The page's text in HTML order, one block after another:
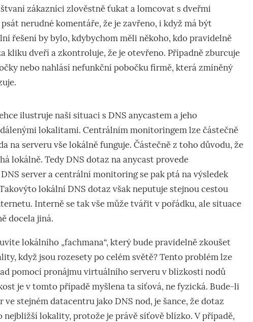
zákazníci zlověstně ťukat a lomcovat s dveřmi
nerudné komentáře, že je zavřeno, i když má být
řešení by bylo, kdybychom měli někoho, kdo pravidelně
kliku dveří a zkontroluje, že je otevřeno. Případně zburcuje
nebo nahlásí nefunkční pobočku firmě, která zmíněný
ilustruje naši situaci s DNS anycastem a jeho
lokalitami. Centrálním monitoringem lze částečně
na serveru vše lokálně funguje. Částečně z toho důvodu, že
lokálně. Tedy DNS dotaz na anycast provede
server a centrální monitoring se pak ptá na výsledek
lokální DNS dotaz však neputuje stejnou cestou
Interně se tak vše může tvářit v pořádku, ale situace
docela jiná.
lokálního „fachmana“, který bude pravidelně zkoušet
když jsou rozesety po celém světě? Tento problém lze
pomocí pronájmu virtuálního serveru v blízkosti nodů
je v tomto případě myšlena ta síťová, ne fyzická. Bude-li
stejném datacentru jako DNS nod, je šance, že dotaz
nejbližší lokality, protože je právě síťově blízko. V případě,